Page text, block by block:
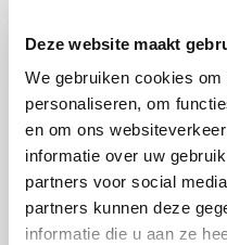
Deze website maakt
We gebruiken cookies
personaliseren, om
en om ons
informatie over uw
partners voor social
partners kunnen deze
informatie die u aan ze